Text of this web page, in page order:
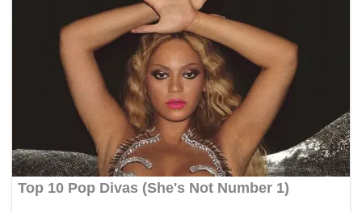
Beri Edukasi, Damkar BPBD Karawang Aktif Berperan
di Perayaan HUT Hari Anak Nasional 2024
Hadirnya Damkar di acara HUT Hari Anak Nasional
untuk memberikan pengalaman edukatif kepada